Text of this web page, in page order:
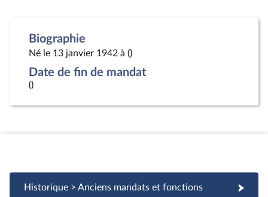
Biographie
Né le 13 janvier 1942 à ()
Date de fin de mandat
()
Historique > Anciens mandats et fonctions